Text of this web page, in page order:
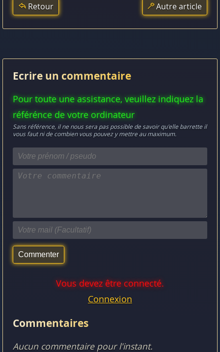
Retour Autre article
Ecrire un commentaire
Pour toute une assistance, veuillez indiquez la
référénce de votre ordinateur
Sans référence, il ne nous sera pas possible de savoir qu'elle barrette il
vous faut ni de combien vous pouvez y mettre au maximum.
Vous devez être connecté.
Connexion
Commentaires
Aucun commentaire pour l'instant.